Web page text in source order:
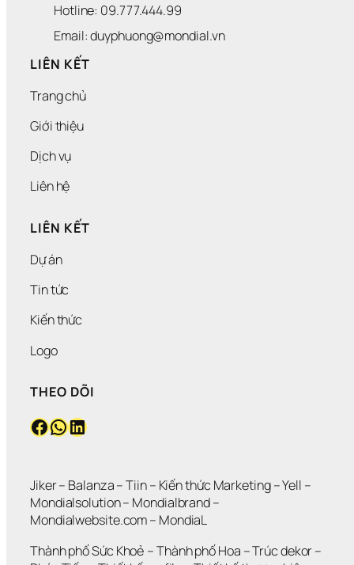
Hotline: 09.777.444.99
Email: duyphuong@mondial.vn
LIÊN KẾT
Trang chủ
Giới thiệu
Dịch vụ
Liên hệ
LIÊN KẾT
Dự án
Tin tức
Kiến thức
Logo
THEO DÕI
Facebook WhatsApp LinkedIn
Jiker – Balanza – Tiin – Kiến thức Marketing – Yell
Mondialsolution – Mondialbrand
Mondialwebsite.com – MondiaL
Thành phố Sức Khoẻ – Thành phố Hoa – Trúc dekor